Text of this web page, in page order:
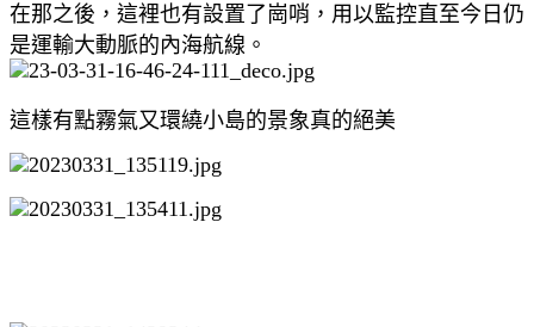
在那之後，這裡也有設置了崗哨，用以監控直至今日仍
是運輸大動脈的內海航線。
這樣有點霧氣又環繞小島的景象真的絕美